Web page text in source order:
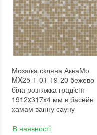
Мозаїка скляна АкваМо
MX25-1-01-19-20 бежево-
біла розтяжка градієнт
1912x317x4 мм в басейн
хамам ванну сауну
В наявності